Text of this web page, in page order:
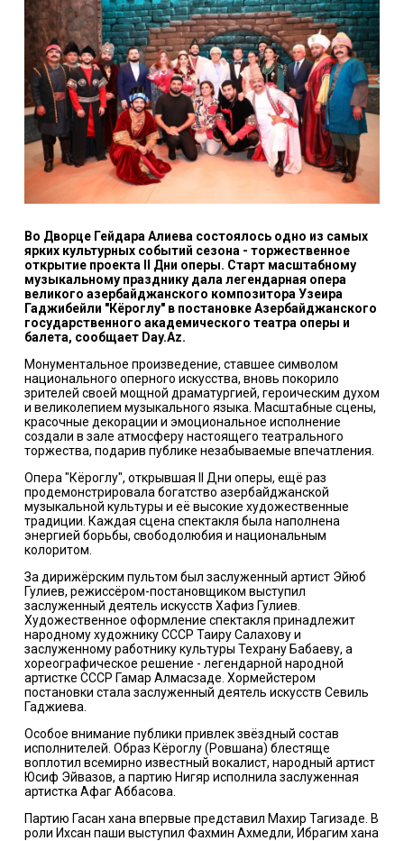
Во Дворце Гейдара Алиева состоялось одно из самых
ярких культурных событий сезона - торжественное
открытие проекта II Дни оперы. Старт масштабному
музыкальному празднику дала легендарная опера
великого азербайджанского композитора Узеира
Гаджибейли "Кёроглу" в постановке Азербайджанского
государственного академического театра оперы и
балета, сообщает Day.Az.
Монументальное произведение, ставшее символом
национального оперного искусства, вновь покорило
зрителей своей мощной драматургией, героическим духом
и великолепием музыкального языка. Масштабные сцены,
красочные декорации и эмоциональное исполнение
создали в зале атмосферу настоящего театрального
торжества, подарив публике незабываемые впечатления.
Опера "Кёроглу", открывшая II Дни оперы, ещё раз
продемонстрировала богатство азербайджанской
музыкальной культуры и её высокие художественные
традиции. Каждая сцена спектакля была наполнена
энергией борьбы, свободолюбия и национальным
колоритом.
За дирижёрским пультом был заслуженный артист Эйюб
Гулиев, режиссёром-постановщиком выступил
заслуженный деятель искусств Хафиз Гулиев.
Художественное оформление спектакля принадлежит
народному художнику СССР Таиру Салахову и
заслуженному работнику культуры Техрану Бабаеву, а
хореографическое решение - легендарной народной
артистке СССР Гамар Алмасзаде. Хормейстером
постановки стала заслуженный деятель искусств Севиль
Гаджиева.
Особое внимание публики привлек звёздный состав
исполнителей. Образ Кёроглу (Ровшана) блестяще
воплотил всемирно известный вокалист, народный артист
Юсиф Эйвазов, а партию Нигяр исполнила заслуженная
артистка Афаг Аббасова.
Партию Гасан хана впервые представил Махир Тагизаде. В
роли Ихсан паши выступил Фахмин Ахмедли, Ибрагим хана